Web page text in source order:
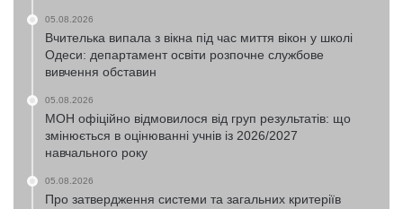
05.08.2026
Вчителька випала з вікна під час миття вікон у школі
Одеси: департамент освіти розпочне службове
вивчення обставин
05.08.2026
МОН офіційно відмовилося від груп результатів: що
змінюється в оцінюванні учнів із 2026/2027
навчального року
05.08.2026
Про затвердження системи та загальних критеріїв